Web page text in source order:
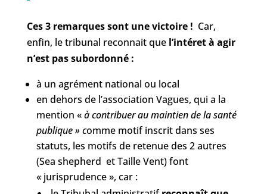
Ces 3 remarques sont une victoire ! Car,
enfin, le tribunal reconnait quel’intéret à agir
n’est pas subordonné :
à un agrément national ou local
en dehors de l’association Vagues, qui a la
mention «à contribuer au maintien de la santé
publique » comme motif inscrit dans ses
statuts, les motifs de retenue des 2 autres
(Sea shepherd et Taille Vent) font
« jurisprudence », car :